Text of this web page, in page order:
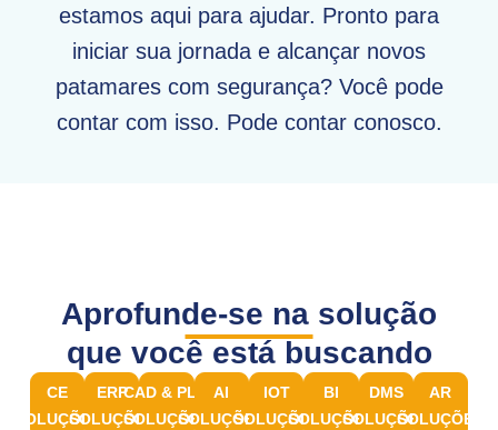
estamos aqui para ajudar. Pronto para
iniciar sua jornada e alcançar novos
patamares com segurança? Você pode
contar com isso. Pode contar conosco.
CE
SOLUÇÕES
ERP
SOLUÇÕES
CAD & PLM
SOLUÇÕES
AI
SOLUÇÕES
IOT
SOLUÇÕES
BI
SOLUÇÕES
DMS
SOLUÇÕES
AR
SOLUÇÕES
Aprofunde-se na solução
que você está buscando